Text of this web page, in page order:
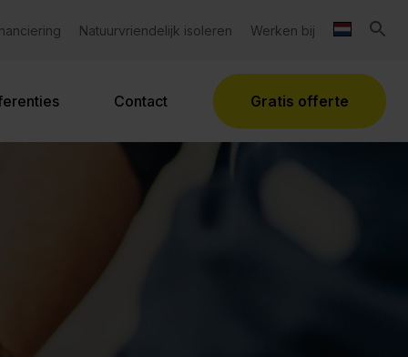
Natuurvriendelijk isoleren Werken bij
Contact Gratis offerte